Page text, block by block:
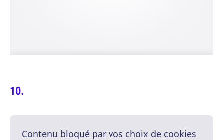
Contenu bloqué par vos choix de cookies